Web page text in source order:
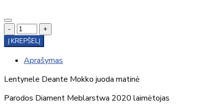
-
+
Į KREPŠELĮ
Aprašymas
Lentynele Deante Mokko juoda matinė
Parodos Diament Meblarstwa 2020 laimėtojas